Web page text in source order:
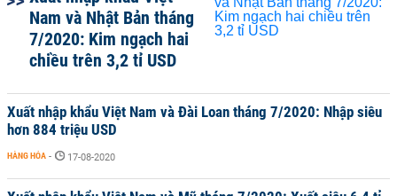
Nam và Nhật Bản tháng
7/2020: Kim ngạch hai
chiều trên 3,2 tỉ USD
Xuất nhập khẩu Việt Nam và Đài Loan tháng 7/2020: Nhập siêu
hơn 884 triệu USD
HÀNG HÓA - 17-08-2020